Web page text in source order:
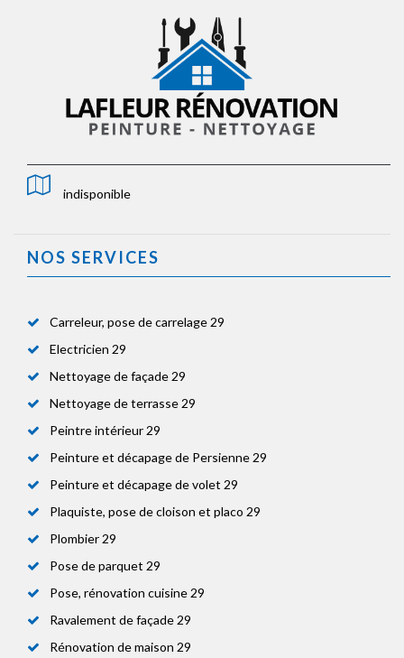
indisponible
NOS SERVICES
Carreleur, pose de carrelage 29
Electricien 29
Nettoyage de façade 29
Nettoyage de terrasse 29
Peintre intérieur 29
Peinture et décapage de Persienne 29
Peinture et décapage de volet 29
Plaquiste, pose de cloison et placo 29
Plombier 29
Pose de parquet 29
Pose, rénovation cuisine 29
Ravalement de façade 29
Rénovation de maison 29